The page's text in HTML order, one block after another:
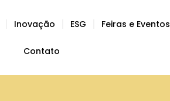
Inovação ESG Feiras e Eventos
Contato